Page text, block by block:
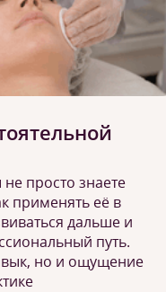
просто знаете
применять её в
дальше и
путь.
но и ощущение